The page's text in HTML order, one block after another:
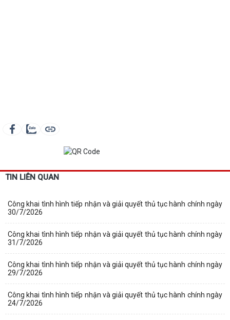
TIN LIÊN QUAN
Công khai tình hình tiếp nhận và giải quyết thủ tục hành chính ngày
30/7/2026
Công khai tình hình tiếp nhận và giải quyết thủ tục hành chính ngày
31/7/2026
Công khai tình hình tiếp nhận và giải quyết thủ tục hành chính ngày
29/7/2026
Công khai tình hình tiếp nhận và giải quyết thủ tục hành chính ngày
24/7/2026